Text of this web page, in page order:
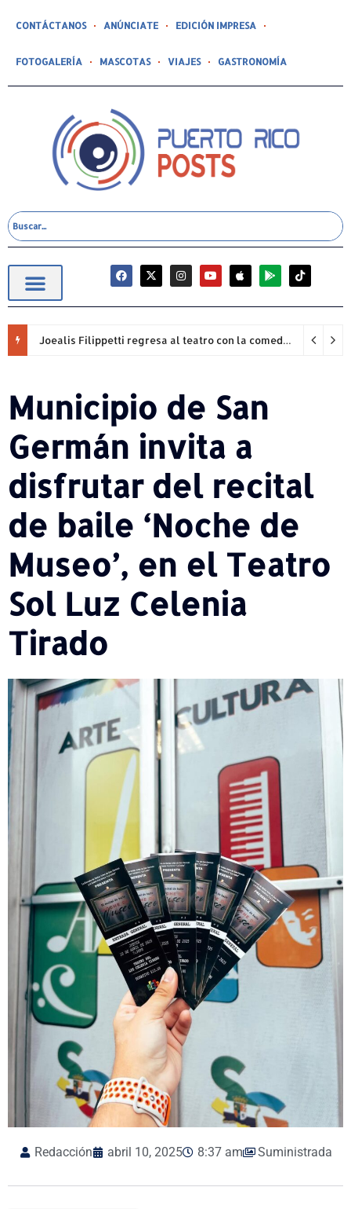
CONTÁCTANOS ANÚNCIATE EDICIÓN IMPRESA
FOTOGALERÍA MASCOTAS VIAJES GASTRONOMÍA
Joealis Filippetti regresa al teatro con la comedia “Una Cristiana Rookie… ¡Qué Papelón!”
Municipio de San
Germán invita a
disfrutar del recital
de baile ‘Noche de
Museo’, en el Teatro
Sol Luz Celenia
Tirado
Redacción abril 10, 2025 8:37 am Suministrada